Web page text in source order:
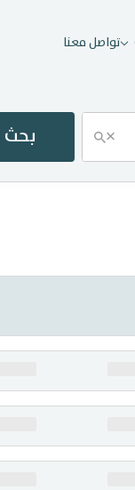
تواصل معنا
× بحث